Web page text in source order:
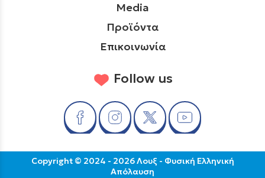
Media
Προϊόντα
Επικοινωνία
Follow us
Copyright © 2024 - 2026 Λουξ - Φυσική Ελληνική
Απόλαυση